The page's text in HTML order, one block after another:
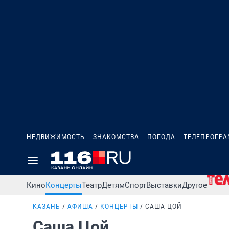
НЕДВИЖИМОСТЬ ЗНАКОМСТВА ПОГОДА
КиноКонцертыТеатрДетямСпортВыставкиДругое
КАЗАНЬ АФИША КОНЦЕРТЫ САША ЦОЙ